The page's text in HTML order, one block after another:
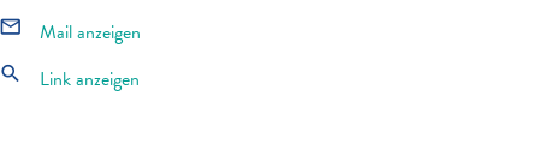
mail_outline Mail anzeigen
search Link anzeigen